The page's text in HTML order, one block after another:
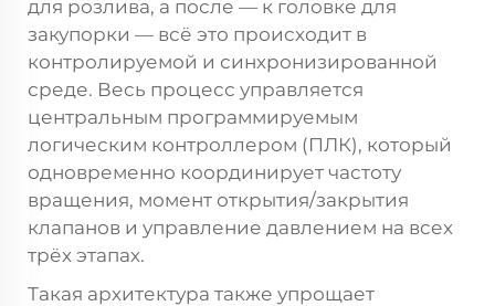
для розлива, а после — к головке для
закупорки — всё это происходит в
контролируемой и синхронизированной
среде. Весь процесс управляется
центральным программируемым
логическим контроллером (ПЛК), который
одновременно координирует частоту
вращения, момент открытия/закрытия
клапанов и управление давлением на всех
трёх этапах.
Такая архитектура также упрощает